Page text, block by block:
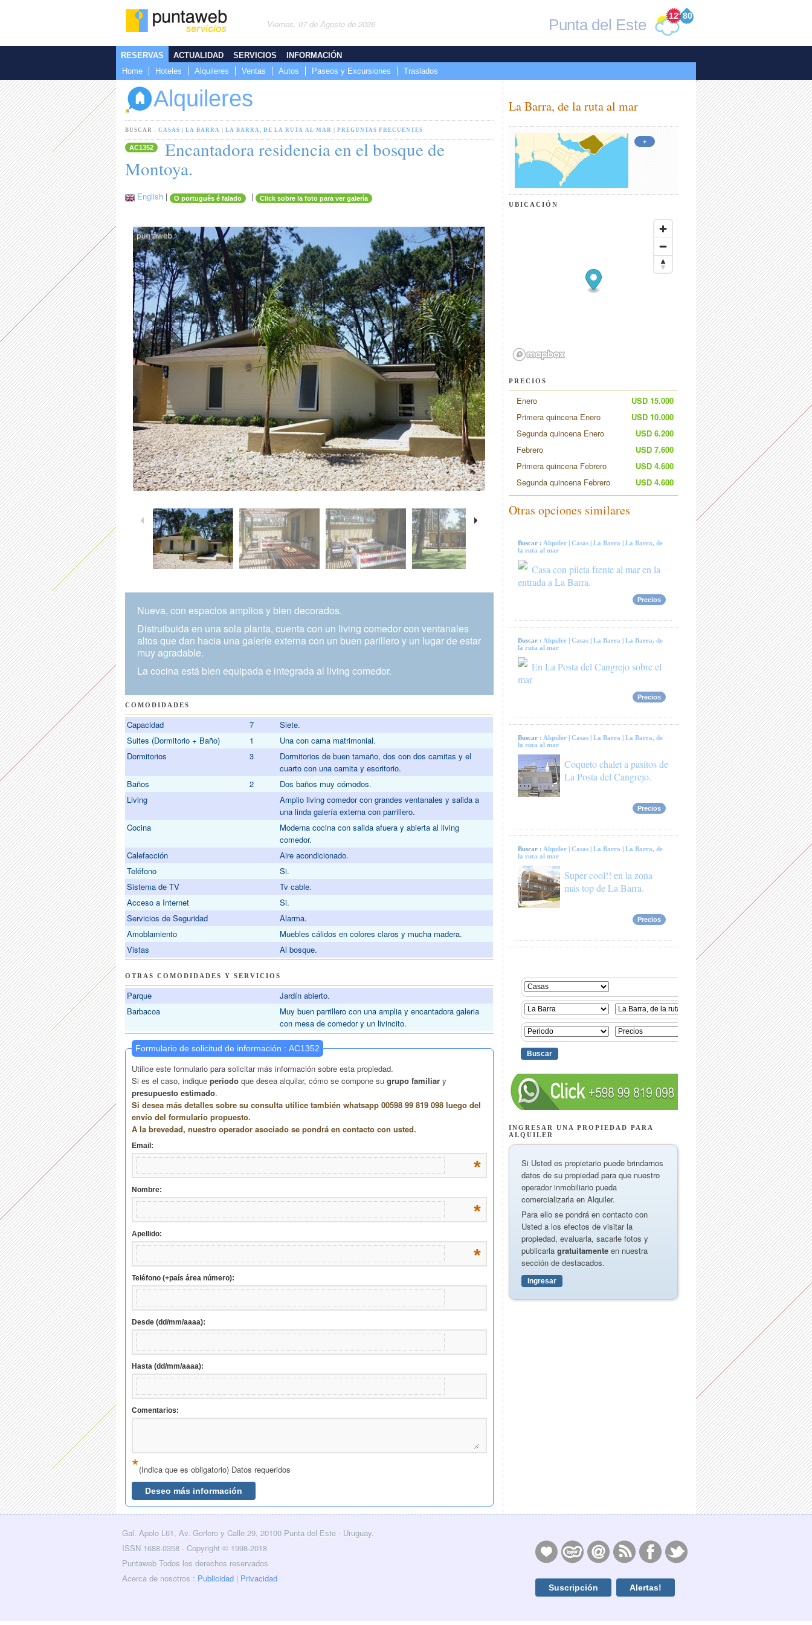
Viernes, 07 de Agosto de 2026
80
12°
Punta del Este
RESERVAS
Home
Hoteles Alquileres Ventas Autos Paseos y Excursiones Traslados
ACTUALIDAD SERVICIOS INFORMACIÓN
Alquileres
BUSCAR : CASAS LA BARRA LA BARRA, DE LA RUTA AL MAR PREGUNTAS FRECUENTES
AC1352
Encantadora residencia en el bosque de
Montoya.
English | O português é falado | Click sobre la foto para ver galería
Nueva, con espacios amplios y bien decorados.
Distruibuida en una sola planta, cuenta con un living comedor con ventanales
altos que dan hacia una galeríe externa con un buen parillero y un lugar de estar
muy agradable.
La cocina está bien equipada e integrada al living comedor.
COMODIDADES
Capacidad 7
Siete.
Suites (Dormitorio + Baño)
1
Una con cama matrimonial.
Dormitorios
3
Dormitorios de buen tamaño, dos con dos camitas y el
cuarto con una camita y escritorio.
Baños
2
Dos baños muy cómodos.
Living
Amplio living comedor con grandes ventanales y salida a
una linda galería externa con parrillero.
Cocina
Moderna cocina con salida afuera y abierta al living
comedor.
Calefacción
Aire acondicionado.
Teléfono
Si.
Sistema de TV
Tv cable.
Acceso a Internet
Si.
Servicios de Seguridad
Alarma.
Amoblamiento
Muebles cálidos en colores claros y mucha madera.
Vistas
Al bosque.
OTRAS COMODIDADES Y SERVICIOS
Parque
Jardín abierto.
Barbacoa
Muy buen parrillero con una amplia y encantadora galeria
con mesa de comedor y un livincito.
La Barra, de la ruta al mar
+
UBICACIÓN
PRECIOS
Enero
USD 15.000
Primera quincena Enero
USD 10.000
Segunda quincena Enero
USD 6.200
Febrero
USD 7.600
Primera quincena Febrero
USD 4.600
Segunda quincena Febrero
USD 4.600
Otras opciones similares
Buscar : Alquiler | Casas | La Barra | La Barra, de
la ruta al mar
Casa con pileta frente al mar en la
entrada a La Barra.
Precios
Buscar : Alquiler | Casas | La Barra | La Barra, de
la ruta al mar
En La Posta del Cangrejo sobre el
mar
Precios
Buscar : Alquiler | Casas | La Barra | La Barra, de
la ruta al mar
Coqueto chalet a pasitos de
La Posta del Cangrejo.
Precios
Buscar : Alquiler | Casas | La Barra | La Barra, de
la ruta al mar
Super cool!! en la zona
más top de La Barra.
Precios
INGRESAR UNA PROPIEDAD PARA
ALQUILER
Si Usted es propietario puede brindarnos
datos de su propiedad para que nuestro
operador inmobiliario pueda
comercializarla en Alquiler.
Para ello se pondrá en contacto con
Usted a los efectos de visitar la
propiedad, evaluarla, sacarle fotos y
publicarla gratuitamente en nuestra
sección de destacados.
Ingresar
Gal. Apolo L61, Av. Gorlero y Calle 29, 20100 Punta del Este - Uruguay.
ISSN 1688-0358 - Copyright © 1998-2018
Puntaweb Todos los derechos reservados
Acerca de nosotros : Publicidad | Privacidad
Twitter
Suscripción Alertas!